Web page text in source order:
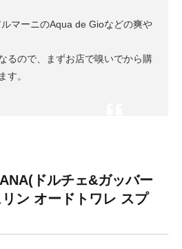
マーニのAqua de Gioなどの爽や
るので、まずお店で嗅いでから購
す。
ドルチェ&ガッバー
ン オードトワレ スプ